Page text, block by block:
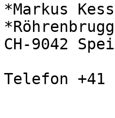
*Markus
CH-9042
Telefon +41